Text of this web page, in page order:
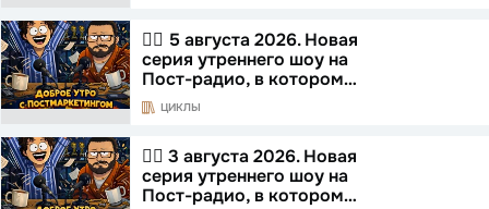
☝🏻 5 августа 2026. Новая
серия утреннего шоу на
Пост-радио, в котором…
ЦИКЛЫ
☝🏻 3 августа 2026. Новая
серия утреннего шоу на
Пост-радио, в котором…